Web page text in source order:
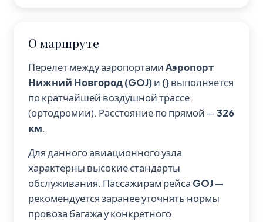
О маршруте
Перелет между аэропортамиАэропорт
Нижний Новгород (GOJ)и ()выполняется
по кратчайшей воздушной трассе
(ортодромии). Расстояние по прямой —326
км.
Для данного авиационного узла
характерны высокие стандарты
обслуживания. Пассажирам рейса GOJ —
рекомендуется заранее уточнять нормы
провоза багажа у конкретного